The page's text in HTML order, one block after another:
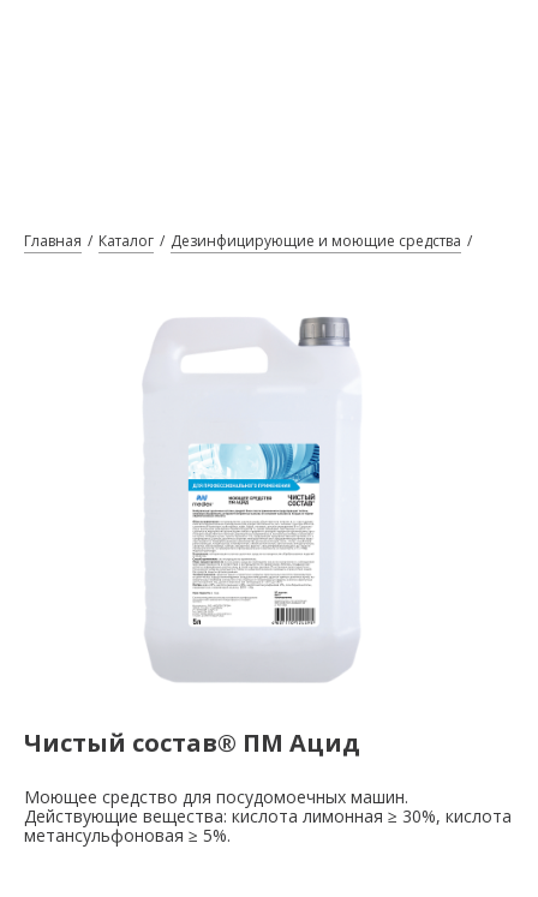
Главная Каталог Дезинфицирующие и моющие средства
Чистый состав® ПМ Ацид
Моющее средство для посудомоечных машин.
Действующие вещества: кислота лимонная ≥ 30%, кислота
метансульфоновая ≥ 5%.